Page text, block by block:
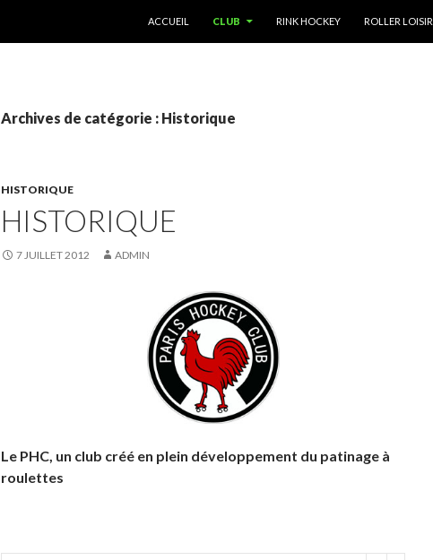
ACCUEIL
CLUB RINK HOCKEY ROLLER LOISIR
Archives de catégorie : Historique
HISTORIQUE
HISTORIQUE
7 JUILLET 2012 ADMIN
Le PHC, un club créé en plein développement du patinage à
roulettes